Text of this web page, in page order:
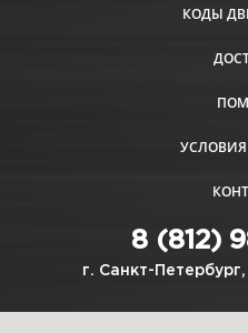
КОДЫ
8 (812)
г. Санкт-